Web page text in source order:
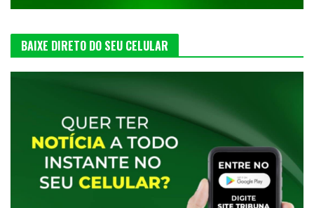
BAIXE DIRETO DO SEU CELULAR